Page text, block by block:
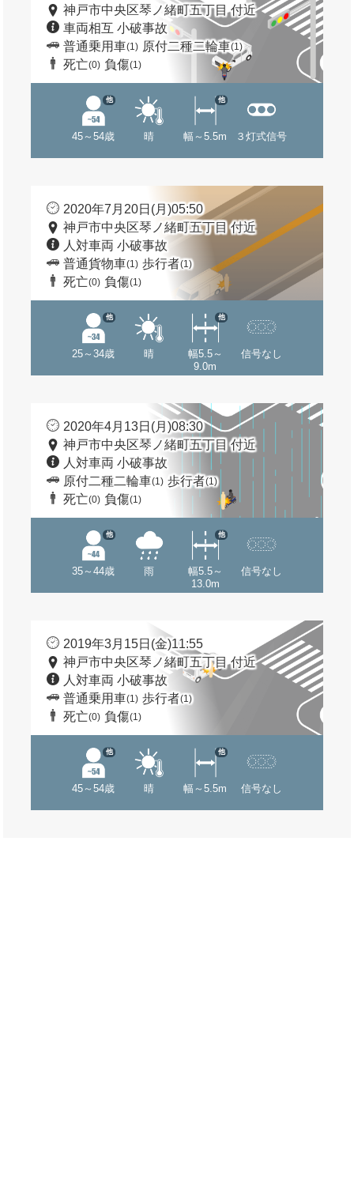
神戸市中央区琴ノ緒町五丁目 付近
車両相互 小破事故
普通乗用車(1) 原付二種二輪車(1)
死亡(0) 負傷(1)
45～54歳
他
晴 幅～5.5m
他
３灯式信号
2020年7月20日(月)05:50
神戸市中央区琴ノ緒町五丁目 付近
人対車両 小破事故
普通貨物車(1) 歩行者(1)
死亡(0) 負傷(1)
25～34歳
他
晴
幅5.5～
9.0m
他
信号なし
2020年4月13日(月)08:30
神戸市中央区琴ノ緒町五丁目 付近
人対車両 小破事故
原付二種二輪車(1) 歩行者(1)
死亡(0) 負傷(1)
35～44歳
他
雨
幅5.5～
13.0m
他
信号なし
2019年3月15日(金)11:55
神戸市中央区琴ノ緒町五丁目 付近
人対車両 小破事故
普通乗用車(1) 歩行者(1)
死亡(0) 負傷(1)
45～54歳
他
晴 幅～5.5m
他
信号なし